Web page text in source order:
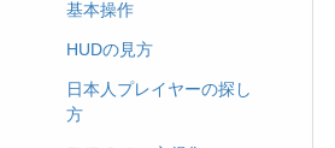
基本操作
HUDの見方
日本人プレイヤーの探し
方